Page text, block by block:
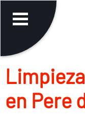
en Pere